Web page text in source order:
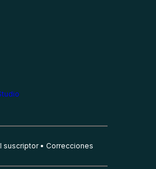
suscriptor Correcciones